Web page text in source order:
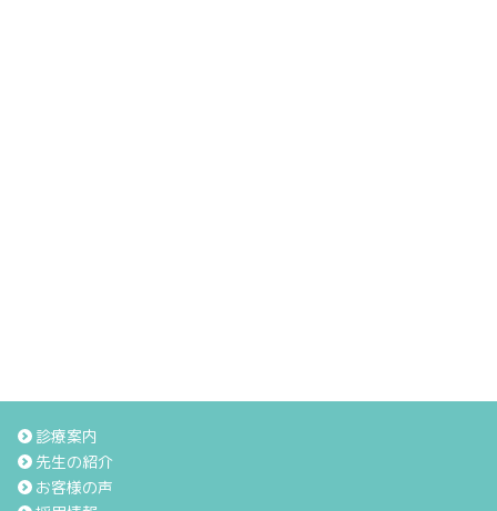
診療案内
先生の紹介
お客様の声